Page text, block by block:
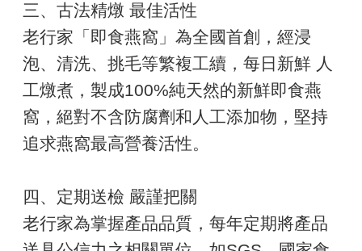
三、古法精燉 最佳活性
老行家「即食燕窩」為全國首創，經浸
泡、清洗、挑毛等繁複工續，每日新鮮 人
工燉煮，製成100%純天然的新鮮即食燕
窩，絕對不含防腐劑和人工添加物，堅持
追求燕窩最高營養活性。
四、定期送檢 嚴謹把關
老行家為掌握產品品質，每年定期將產品